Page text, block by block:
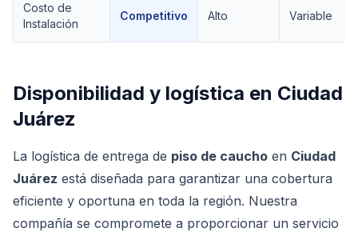
Costo de
Instalación
Competitivo Alto Variable
Disponibilidad y logística en Ciudad
Juárez
La logística de entrega de piso de caucho en Ciudad
Juárez está diseñada para garantizar una cobertura
eficiente y oportuna en toda la región. Nuestra
compañía se compromete a proporcionar un servicio